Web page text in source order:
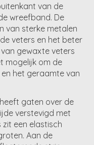
van de
wreefband. De
van sterke metalen
veters en het beter
gewaxte veters
mogelijk om de
het geraamte van
gaten over de
verstevigd met
zit een elastisch
Aan de